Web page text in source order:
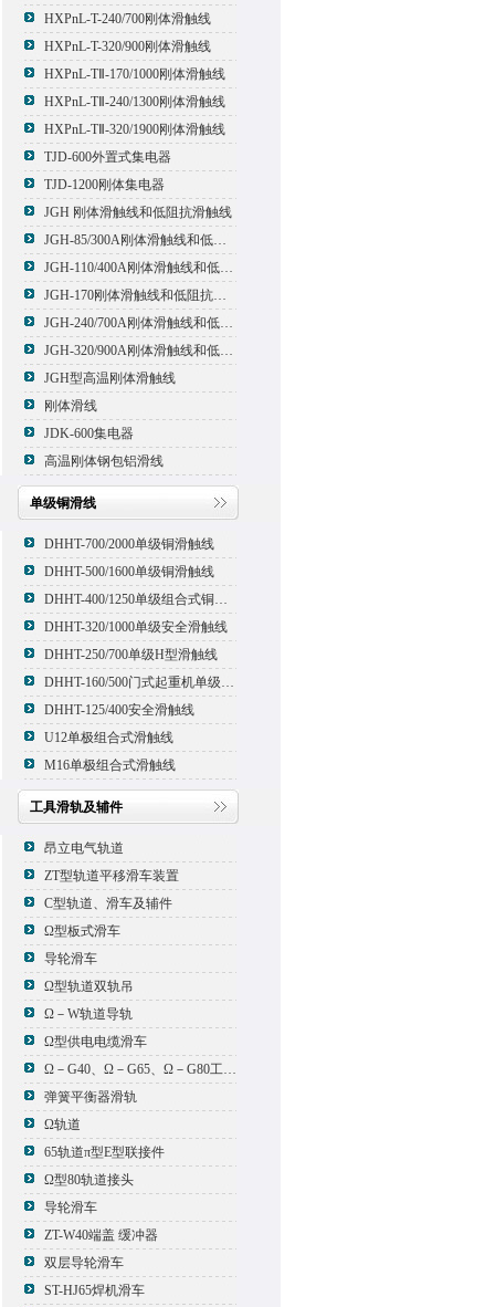
HXPnL-T-240/700刚体滑触线
HXPnL-T-320/900刚体滑触线
HXPnL-TⅡ-170/1000刚体滑触线
HXPnL-TⅡ-240/1300刚体滑触线
HXPnL-TⅡ-320/1900刚体滑触线
TJD-600外置式集电器
TJD-1200刚体集电器
JGH 刚体滑触线和低阻抗滑触线
JGH-85/300A刚体滑触线和低阻抗滑触线
JGH-110/400A刚体滑触线和低阻抗滑触线
JGH-170刚体滑触线和低阻抗滑触线
JGH-240/700A刚体滑触线和低阻抗滑触线
JGH-320/900A刚体滑触线和低阻抗滑触线
JGH型高温刚体滑触线
刚体滑线
JDK-600集电器
高温刚体钢包铝滑线
单级铜滑线
DHHT-700/2000单级铜滑触线
DHHT-500/1600单级铜滑触线
DHHT-400/1250单级组合式铜滑线,滑触线
DHHT-320/1000单级安全滑触线
DHHT-250/700单级H型滑触线
DHHT-160/500门式起重机单级组合式滑触线
DHHT-125/400安全滑触线
U12单极组合式滑触线
M16单极组合式滑触线
工具滑轨及辅件
昂立电气轨道
ZT型轨道平移滑车装置
C型轨道、滑车及辅件
Ω型板式滑车
导轮滑车
Ω型轨道双轨吊
Ω－W轨道导轨
Ω型供电电缆滑车
Ω－G40、Ω－G65、Ω－G80工具滑车
弹簧平衡器滑轨
Ω轨道
65轨道π型E型联接件
Ω型80轨道接头
导轮滑车
ZT-W40端盖 缓冲器
双层导轮滑车
ST-HJ65焊机滑车